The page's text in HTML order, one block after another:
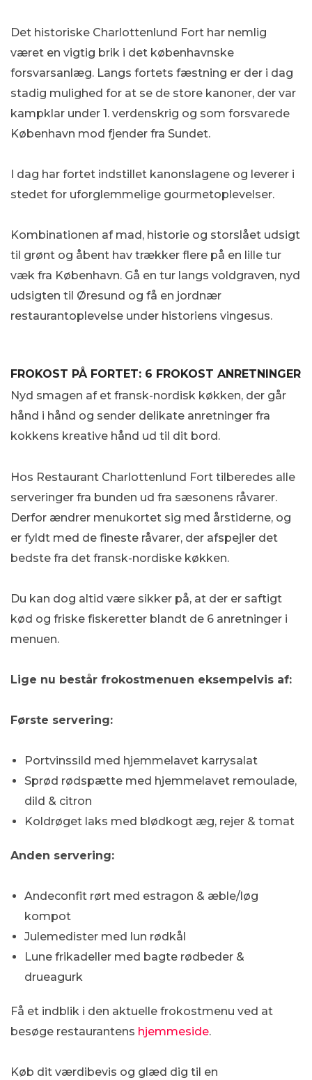
Det historiske Charlottenlund Fort har nemlig
været en vigtig brik i det københavnske
forsvarsanlæg. Langs fortets fæstning er der i dag
stadig mulighed for at se de store kanoner, der var
kampklar under 1. verdenskrig og som forsvarede
København mod fjender fra Sundet.
I dag har fortet indstillet kanonslagene og leverer i
stedet for uforglemmelige gourmetoplevelser.
Kombinationen af mad, historie og storslået udsigt
til grønt og åbent hav trækker flere på en lille tur
væk fra København. Gå en tur langs voldgraven, nyd
udsigten til Øresund og få en jordnær
restaurantoplevelse under historiens vingesus.
FROKOST PÅ FORTET: 6 FROKOST ANRETNINGER
Nyd smagen af et fransk-nordisk køkken, der går
hånd i hånd og sender delikate anretninger fra
kokkens kreative hånd ud til dit bord.
Hos Restaurant Charlottenlund Fort tilberedes alle
serveringer fra bunden ud fra sæsonens råvarer.
Derfor ændrer menukortet sig med årstiderne, og
er fyldt med de fineste råvarer, der afspejler det
bedste fra det fransk-nordiske køkken.
Du kan dog altid være sikker på, at der er saftigt
kød og friske fiskeretter blandt de 6 anretninger i
menuen.
Lige nu består frokostmenuen eksempelvis af:
​Første servering:
Portvinssild med hjemmelavet karrysalat
Sprød rødspætte med hjemmelavet remoulade,
dild & citron
Koldrøget laks med blødkogt æg, rejer & tomat
​Anden servering:
Andeconfit rørt med estragon & æble/løg
kompot
Julemedister med lun rødkål
​Lune frikadeller med bagte rødbeder &
drueagurk
Få et indblik i den aktuelle frokostmenu ved at
besøge restaurantens hjemmeside.
Køb dit værdibevis og glæd dig til en